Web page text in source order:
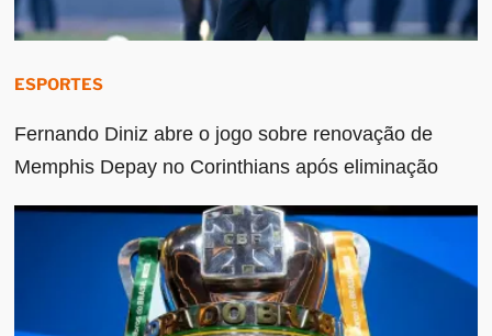
ESPORTES
Fernando Diniz abre o jogo sobre renovação de
Memphis Depay no Corinthians após eliminação